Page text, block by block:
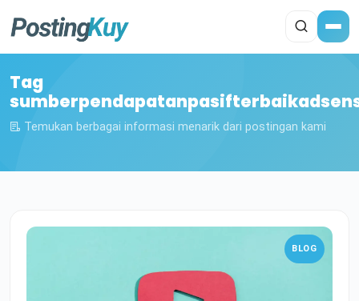
Tag
Temukan berbagai informasi menarik dari postingan kami
BLOG